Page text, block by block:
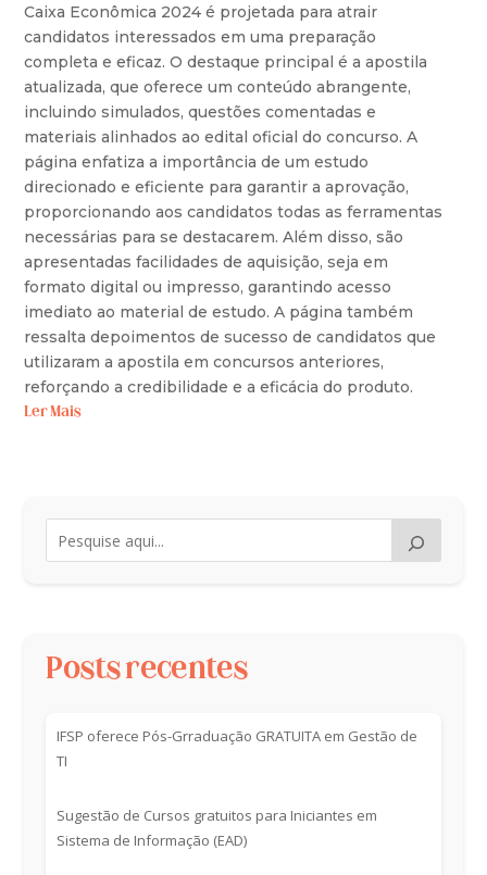
Caixa Econômica 2024 é projetada para atrair
candidatos interessados em uma preparação
completa e eficaz. O destaque principal é a apostila
atualizada, que oferece um conteúdo abrangente,
incluindo simulados, questões comentadas e
materiais alinhados ao edital oficial do concurso. A
página enfatiza a importância de um estudo
direcionado e eficiente para garantir a aprovação,
proporcionando aos candidatos todas as ferramentas
necessárias para se destacarem. Além disso, são
apresentadas facilidades de aquisição, seja em
formato digital ou impresso, garantindo acesso
imediato ao material de estudo. A página também
ressalta depoimentos de sucesso de candidatos que
utilizaram a apostila em concursos anteriores,
reforçando a credibilidade e a eficácia do produto.
Ler Mais
Posts recentes
IFSP oferece Pós-Grraduação GRATUITA em Gestão de
TI
Sugestão de Cursos gratuitos para Iniciantes em
Sistema de Informação (EAD)